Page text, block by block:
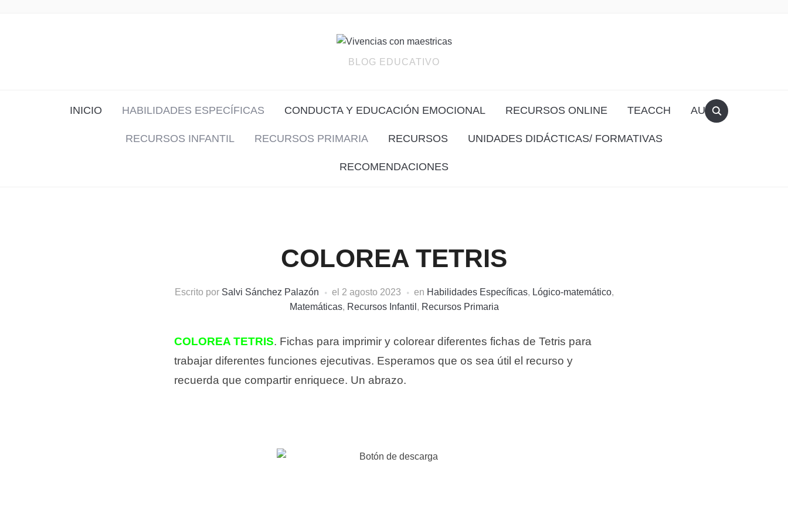
BLOG EDUCATIVO
INICIO HABILIDADES ESPECÍFICAS CONDUCTA Y EDUCACIÓN EMOCIONAL RECURSOS ONLINE TEACCH AULA
RECURSOS INFANTIL RECURSOS PRIMARIA RECURSOS UNIDADES DIDÁCTICAS/ FORMATIVAS
RECOMENDACIONES
COLOREA TETRIS
Escrito por Salvi Sánchez Palazón el 2 agosto 2023 en Habilidades Específicas, Lógico-matemático,
Matemáticas, Recursos Infantil , Recursos Primaria
COLOREA TETRIS. Fichas para imprimir y colorear diferentes fichas de Tetris para
trabajar diferentes funciones ejecutivas. Esperamos que os sea útil el recurso y
recuerda que compartir enriquece. Un abrazo.